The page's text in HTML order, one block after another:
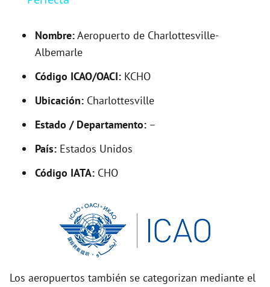
d
Nombre:Aeropuerto de Charlottesville-
Albemarle
Código ICAO/OACI: KCHO
Ubicación: Charlottesville
Estado / Departamento: –
País: Estados Unidos
Código IATA: CHO
Los aeropuertos también se categorizan mediante el